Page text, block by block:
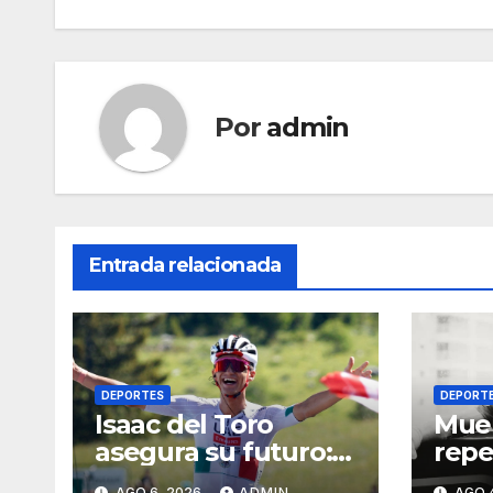
Por admin
Entrada relacionada
DEPORTES
Isaac del Toro
asegura su futuro:
renueva con UAE